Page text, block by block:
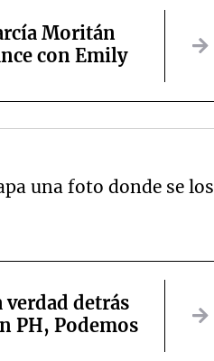
Moritán
con Emily
una foto donde se los
detrás
PH, Podemos